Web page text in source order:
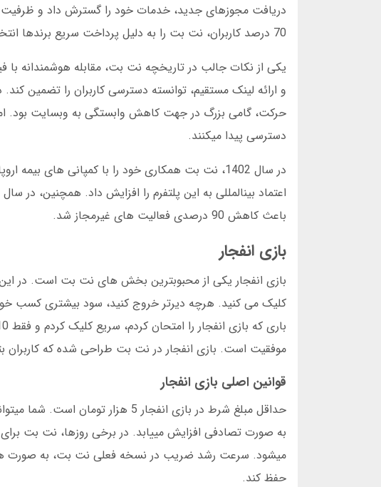
70 درصد کاربران، نت بت را به دلیل پرداخت سریع برندها انتخاب میکنند.
یکی از نکات جالب در تاریخچه نت بت، مقابله هوشمندانه
دسترسی پیدا میکنند.
در سال 1402، نت بت همکاری خود را با کمپانی های
باعث کاهش 90 درصدی فعالیت های غیرمجاز شد.
بازی انفجار
بازی انفجار یکی از محبوبترین بخش های نت بت است. در
کلیک می کنید. هرچه دیرتر خروج کنید، سود بیشتری کسب
موفقیت است. بازی انفجار در نت بت طراحی شده که
قوانین اصلی بازی انفجار
به صورت تصادفی افزایش مییابد. در برخی روزها، نت بت
میشود. سرعت رشد ضریب در نسخه فعلی نت بت، به صورت
حفظ کند.